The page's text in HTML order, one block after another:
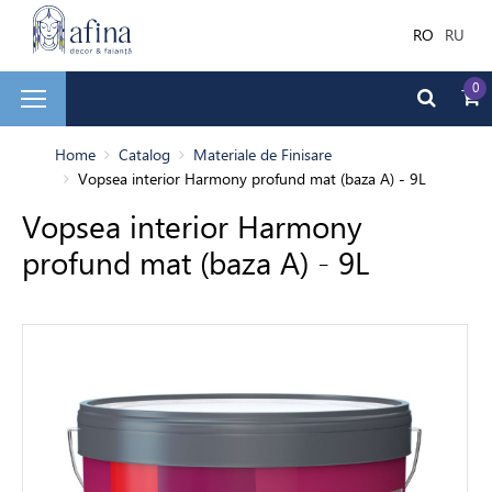
RO RU
faianță
de Finisare
0
Home Catalog
Materiale de Finisare
Vopsea interior Harmony profund mat (baza A) - 9L
Vopsea interior Harmony
profund mat (baza A) - 9L